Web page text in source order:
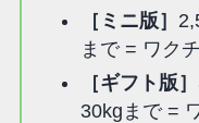
［ミニ版］
まで = ワク
［ギフト版］
30kgまで =